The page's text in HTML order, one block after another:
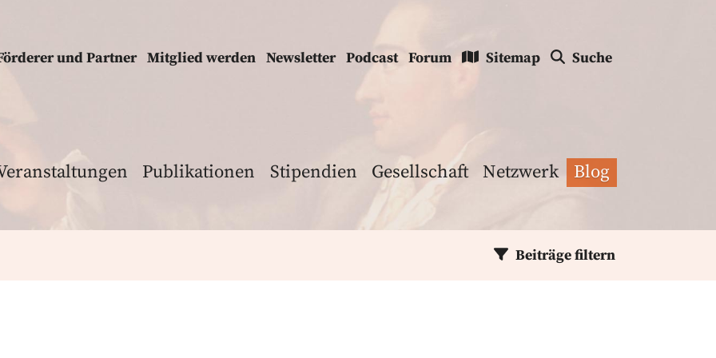
und Partner Mitglied werden Newsletter Podcast Forum Sitemap Suche
Publikationen Stipendien Gesellschaft Netzwerk Blog
Beiträge filtern